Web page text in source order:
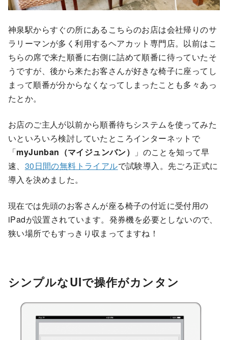
神泉駅からすぐの所にあるこちらのお店は会社帰りのサ
ラリーマンが多く利用するヘアカット専門店。以前はこ
ちらの席で来た順番に右側に詰めて順番に待っていたそ
うですが、後から来たお客さんが好きな椅子に座ってし
まって順番が分からなくなってしまったことも多々あっ
たとか。
お店のご主人が以前から順番待ちシステムを使ってみた
いといろいろ検討していたところインターネットで
「myJunban（マイジュンバン）
」のことを知って早
速、 30日間の無料トライアルで試験導入。先ごろ正式に
導入を決めました。
現在では先頭のお客さんが座る椅子の付近に受付用の
iPadが設置されています。発券機を必要としないので、
狭い場所でもすっきり収まってますね！
シンプルなUIで操作がカンタン